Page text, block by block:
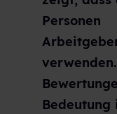
Personen
Bedeutung